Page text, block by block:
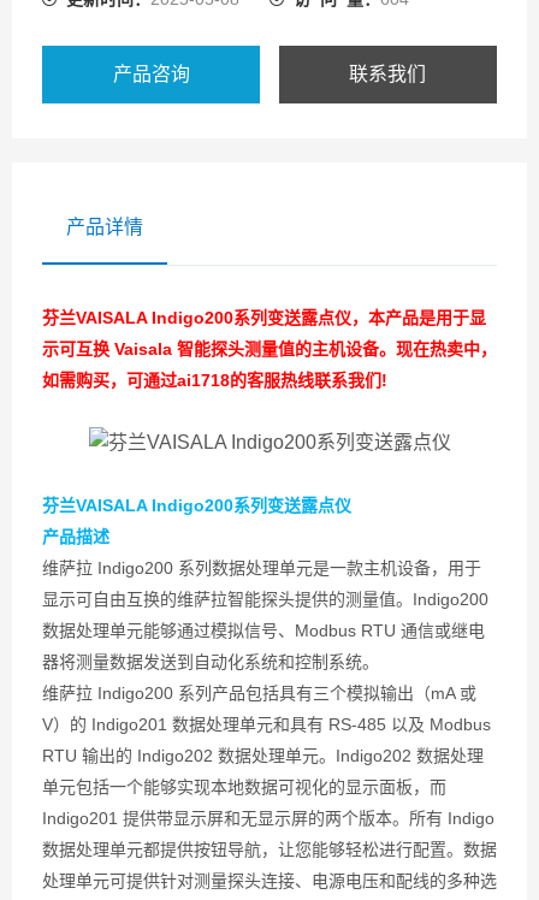
产品咨询 联系我们
产品详情
芬兰VAISALA Indigo200系列变送露点仪，本产品是用于显
示可互换 Vaisala 智能探头测量值的主机设备。现在热卖中，
如需购买，可通过ai1718的客服热线联系我们!
芬兰VAISALA Indigo200系列变送露点仪
产品描述
维萨拉 Indigo200 系列数据处理单元是一款主机设备，用于
显示可自由互换的维萨拉智能探头提供的测量值。Indigo200
数据处理单元能够通过模拟信号、Modbus RTU 通信或继电
器将测量数据发送到自动化系统和控制系统。
维萨拉 Indigo200 系列产品包括具有三个模拟输出（mA 或
V）的 Indigo201 数据处理单元和具有 RS-485 以及 Modbus
RTU 输出的 Indigo202 数据处理单元。Indigo202 数据处理
单元包括一个能够实现本地数据可视化的显示面板，而
Indigo201 提供带显示屏和无显示屏的两个版本。所有 Indigo
数据处理单元都提供按钮导航，让您能够轻松进行配置。数据
处理单元可提供针对测量探头连接、电源电压和配线的多种选